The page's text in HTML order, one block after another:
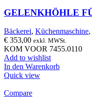
GELENKHÖHLE
Bäckerei, Küchenmaschine,
€ 353,00 exkl. MWSt.
KOM VOOR 7455.0110
Add to wishlist
In den Warenkorb
Quick view
Compare